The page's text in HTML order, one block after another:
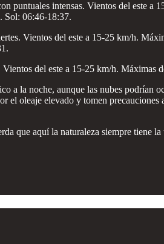
puntuales intensas. Vientos del este a
Sol: 06:46-18:37.
Vientos del este a 15-25 km/h.
del este a 15-25 km/h. Máximas
a la noche, aunque las nubes
el oleaje elevado y tomen
que aquí la naturaleza siempre tiene